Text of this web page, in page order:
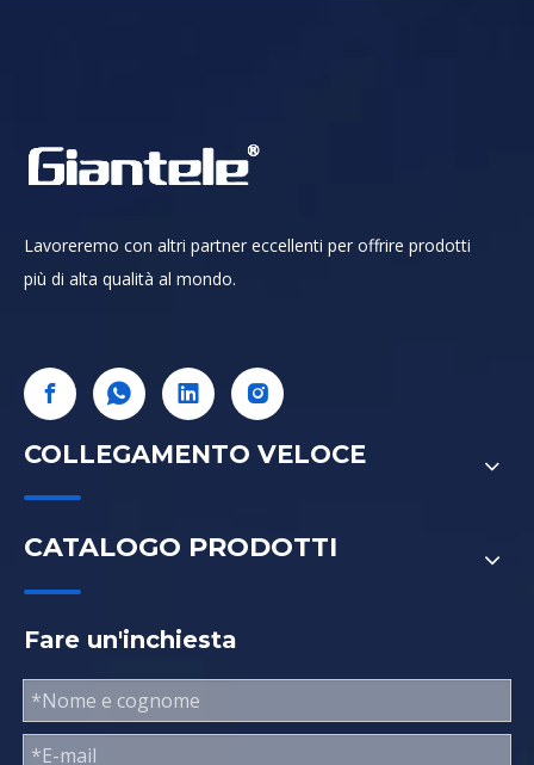
Lavoreremo con altri partner eccellenti per offrire prodotti
più di alta qualità al mondo.
COLLEGAMENTO VELOCE
CATALOGO PRODOTTI
Fare un'inchiesta